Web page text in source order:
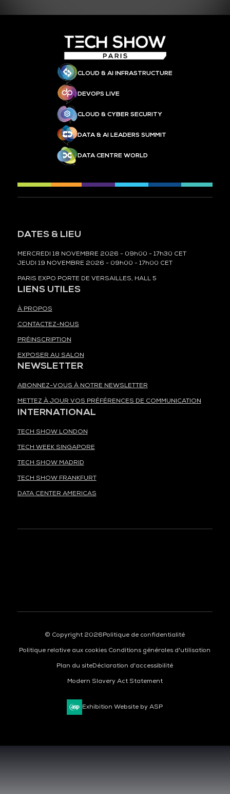
CLOUD & AI INFRASTRUCTURE
DEVOPS LIVE
CLOUD & CYBER SECURITY
DATA & AI LEADERS SUMMIT
DATA CENTRE WORLD
DATES & LIEU
MERCREDI 18 NOVEMBRE 2026 - 09h00 - 17h30 CET
JEUDI 19 NOVEMBRE 2026 - 09h00 - 17h00 CET
PARIS EXPO PORTE DE VERSAILLES, HALL 5
LIENS UTILES
À PROPOS
CONTACTEZ-NOUS
PRÉINSCRIPTION
EXPOSER AU SALON
NEWSLETTER
ABONNEZ-VOUS À NOTRE NEWSLETTER
METTEZ À JOUR VOS PRÉFÉRENCES DE COMMUNICATION
INTERNATIONAL
TECH SHOW LONDON
TECH WEEK SINGAPORE
TECH SHOW MADRID
TECH SHOW FRANKFURT
DATA CENTER AMERICAS
© Copyright 2026Politique de confidentialité
Politique relative aux cookies Conditions générales d'utilisation
Plan du siteDéclaration d'accessibilité
Modern Slavery Act Statement
Exhibition Website by ASP